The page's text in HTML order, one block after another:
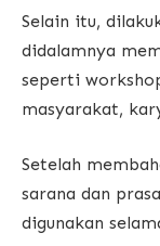
Selain itu,
didalamnya
seperti
masyarakat,
Setelah
sarana dan
digunakan